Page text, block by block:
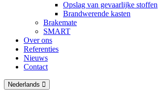
Opslag van gevaarlijke stoffen
Brandwerende kasten
Brakemate
SMART
Over ons
Referenties
Nieuws
Contact
Nederlands